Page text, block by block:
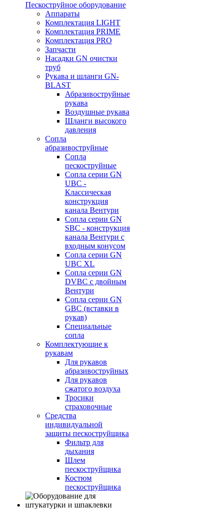
Пескоструйное оборудование
Аппараты
Комплектация LIGHT
Комплектация PRIME
Комплектация PRO
Запчасти
Насадки GN очистки
труб
Рукава и шланги GN-
BLAST
Абразивоструйные
рукава
Воздушные рукава
Шланги высокого
давления
Сопла
абразивоструйные
Сопла
пескоструйные
Сопла серии GN
UBC -
Классическая
конструкция
канала Вентури
Сопла серии GN
SBC - конструкция
канала Вентури c
входным конусом
Сопла серии GN
UBC XL
Сопла серии GN
DVBC с двойным
Вентури
Сопла серии GN
GBC (вставки в
рукав)
Специальные
сопла
Комплектующие к
рукавам
Для рукавов
абразивоструйных
Для рукавов
сжатого воздуха
Тросики
страховочные
Средства
индивидуальной
защиты пескоструйщика
Фильтр для
дыхания
Шлем
пескоструйщика
Костюм
пескоструйщика